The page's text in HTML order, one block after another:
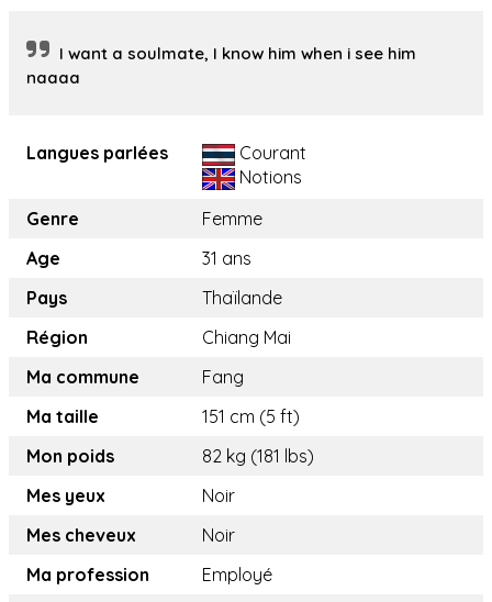
I want a soulmate, I know him when i see him
naaaa
Langues parlées
Courant
Notions
Genre
Femme
Age
31 ans
Pays
Thaïlande
Région
Chiang Mai
Ma commune
Fang
Ma taille
151 cm (5 ft)
Mon poids
82 kg (181 lbs)
Mes yeux
Noir
Mes cheveux
Noir
Ma profession
Employé